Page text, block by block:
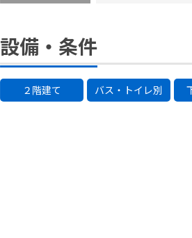
設備・条件
２階建て バス・トイレ別